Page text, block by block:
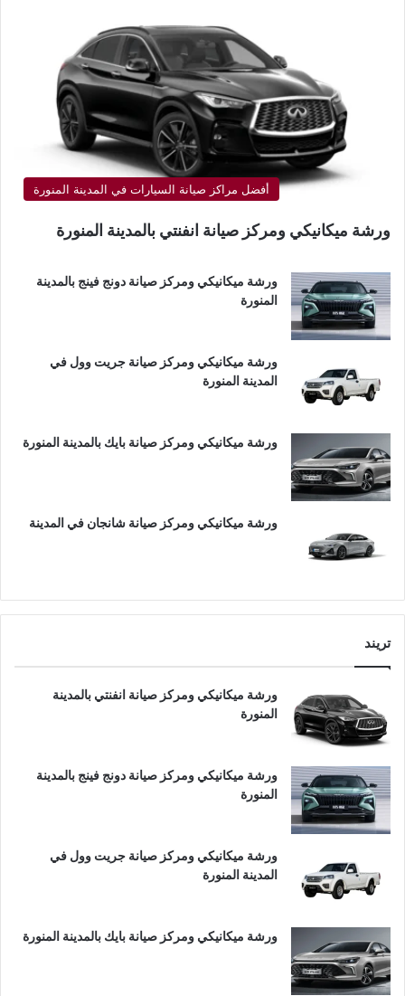
أفضل مراكز صيانة السيارات في المدينة المنورة
ورشة ميكانيكي ومركز صيانة انفنتي بالمدينة المنورة
ورشة ميكانيكي ومركز صيانة دونج فينج بالمدينة
المنورة
ورشة ميكانيكي ومركز صيانة جريت وول في
المدينة المنورة
ورشة ميكانيكي ومركز صيانة بايك بالمدينة المنورة
ورشة ميكانيكي ومركز صيانة شانجان في المدينة
تريند
ورشة ميكانيكي ومركز صيانة انفنتي بالمدينة
المنورة
ورشة ميكانيكي ومركز صيانة دونج فينج بالمدينة
المنورة
ورشة ميكانيكي ومركز صيانة جريت وول في
المدينة المنورة
ورشة ميكانيكي ومركز صيانة بايك بالمدينة المنورة